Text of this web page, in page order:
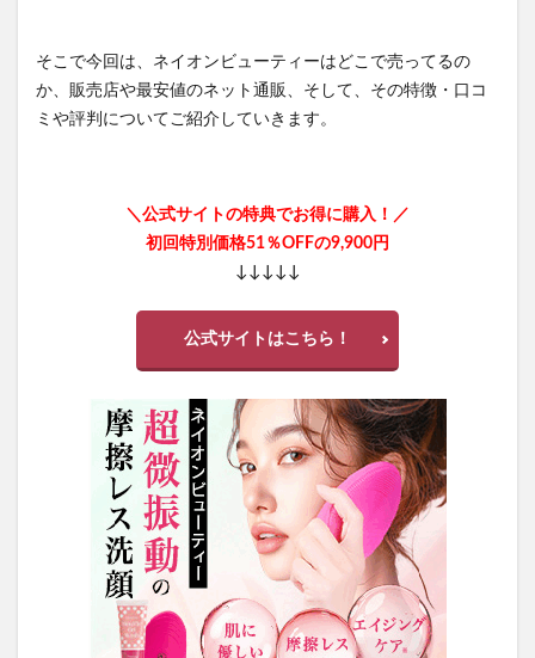
そこで今回は、ネイオンビューティーはどこで売ってるの
か、販売店や最安値のネット通販、そして、その特徴・口コ
ミや評判についてご紹介していきます。
＼公式サイトの特典でお得に購入！／
初回特別価格51％OFFの9,900円
↓↓↓↓↓
公式サイトはこちら！